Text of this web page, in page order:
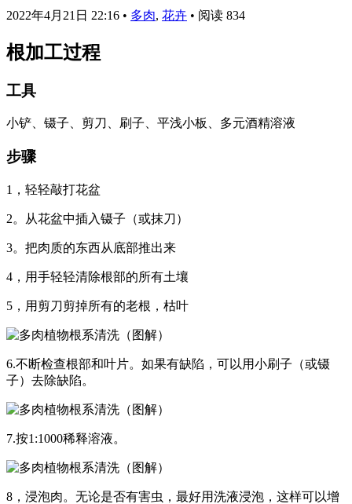
2022年4月21日 22:16 • 多肉, 花卉 • 阅读 834
根加工过程
工具
小铲、镊子、剪刀、刷子、平浅小板、多元酒精溶液
步骤
1，轻轻敲打花盆
2。从花盆中插入镊子（或抹刀）
3。把肉质的东西从底部推出来
4，用手轻轻清除根部的所有土壤
5，用剪刀剪掉所有的老根，枯叶
6.不断检查根部和叶片。如果有缺陷，可以用小刷子（或镊
子）去除缺陷。
7.按1:1000稀释溶液。
8，浸泡肉。无论是否有害虫，最好用洗液浸泡，这样可以增